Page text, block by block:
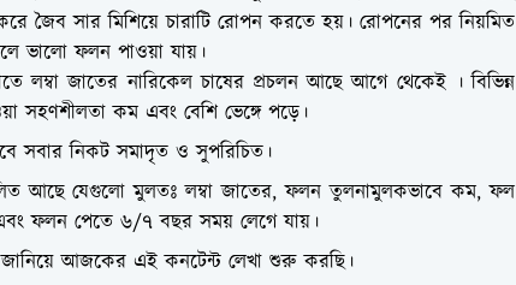
জৈব সার মিশিয়ে চারাটি রোপন করতে হয়। রোপনের পর নিয়মিত
ভালো ফলন পাওয়া যায়।
লম্বা জাতের নারিকেল চাষের প্রচলন আছে আগে থেকেই । বিভিন্ন
সহণশীলতা কম এবং বেশি ভেঙ্গে পড়ে।
সবার নিকট সমাদৃত ও সুপরিচিত।
আছে যেগুলো মুলতঃ লম্বা জাতের, ফলন তুলনামুলকভাবে কম, ফল
এবং ফলন পেতে ৬/৭ বছর সময় লেগে যায়।
আজকের এই কনটেন্ট লেখা শুরু করছি।